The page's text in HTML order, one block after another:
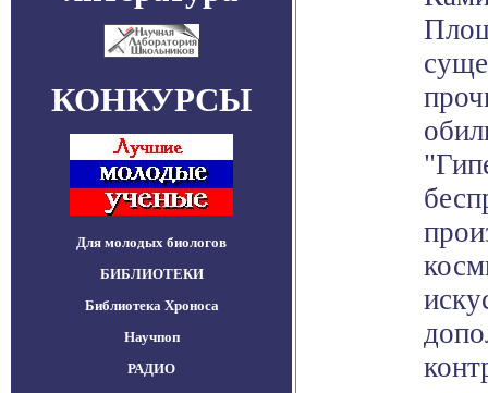
КОНКУРСЫ
Для молодых биологов
БИБЛИОТЕКИ
Библиотека Хроноса
Научпоп
РАДИО